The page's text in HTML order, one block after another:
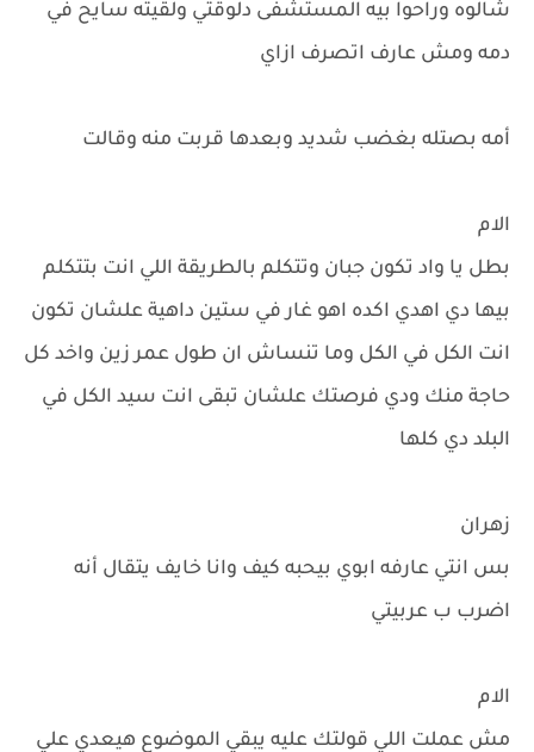
شالوه وراحوا بيه المستشفى دلوقتي ولقيته سايح في
دمه ومش عارف اتصرف ازاي
أمه بصتله بغضب شديد وبعدها قربت منه وقالت
الام
بطل يا واد تكون جبان وتتكلم بالطريقة اللي انت بتتكلم
بيها دي اهدي اكده اهو غار في ستين داهية علشان تكون
انت الكل في الكل وما تنساش ان طول عمر زين واخد كل
حاجة منك ودي فرصتك علشان تبقى انت سيد الكل في
البلد دي كلها
زهران
بس انتي عارفه ابوي بيحبه كيف وانا خايف يتقال أنه
اضرب ب عربيتي
الام
مش عملت اللي قولتك عليه يبقي الموضوع هيعدي علي